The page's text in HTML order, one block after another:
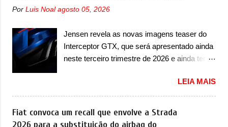
Formula S segue basicamente as mesmas
de Pequim, que aconteceu no primeiro
semestre. Na dianteira, o sedã conta com
faróis mais quadrados e compactos, com
esportivos recentemente tiveram, como o
Huracán Sterrato. E o modelo italiano tem
grande parte no desenvolvimento do Dune.
Baseado no Huracán, o Dune nasce com
apresentou com o Sterrato, mas com um
design ainda mais Mad Max – algo
característico da Rezvani. Junto com as
imagens, a marca já confirmou que o Dune
Por Luis Noal agosto 05, 2026
Jensen revela as novas imagens teaser do
Interceptor GTX, que será apresentado ainda
neste terceiro trimestre de 2026 e ainda terá
Jensen International Automotive (abreviação
de JIA) apresentou uma nova imagem teaser
que mostra como será o Interceptor GTX, o
esportivo que recolocará a marca no
LEIA MAIS
Fiat convoca um recall que envolve a Strada
2026 para a substituição do airbag do